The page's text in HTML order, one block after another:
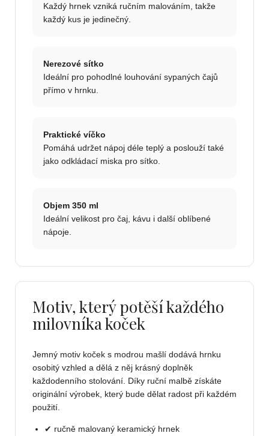
Každý hrnek vzniká ručním malováním, takže
každý kus je jedinečný.
Nerezové sítko
Ideální pro pohodlné louhování sypaných čajů
přímo v hrnku.
Praktické víčko
Pomáhá udržet nápoj déle teplý a poslouží také
jako odkládací miska pro sítko.
Objem 350 ml
Ideální velikost pro čaj, kávu i další oblíbené
nápoje.
Motiv, který potěší každého
milovníka koček
Jemný motiv koček s modrou mašlí dodává hrnku
osobitý vzhled a dělá z něj krásný doplněk
každodenního stolování. Díky ruční malbě získáte
originální výrobek, který bude dělat radost při každém
použití.
✔ ručně malovaný keramický hrnek